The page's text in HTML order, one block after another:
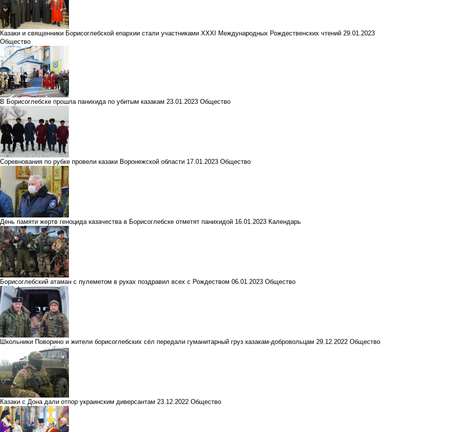
Казаки и священники Борисоглебской епархии стали участниками XXXI Международных Рождественских чтений 29.01.2023
Общество
В Борисоглебске прошла панихида по убитым казакам 23.01.2023 Общество
Соревнования по рубке провели казаки Воронежской области 17.01.2023 Общество
День памяти жертв геноцида казачества в Борисоглебске отметят панихидой 16.01.2023 Календарь
Борисоглебский атаман с пулеметом в руках поздравил всех с Рождеством 06.01.2023 Общество
Школьники Поворино и жители борисоглебских сёл передали гуманитарный груз казакам-добровольцам 29.12.2022 Общество
Казаки с Дона дали отпор украинским диверсантам 23.12.2022 Общество